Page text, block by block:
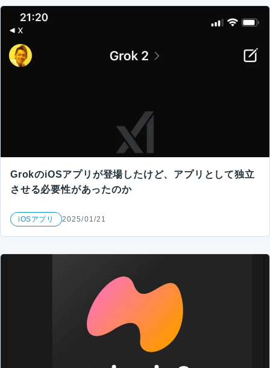
GrokのiOSアプリが登場したけど、アプリとして独立
させる必要性があったのか
iOSアプリ 2025/01/21